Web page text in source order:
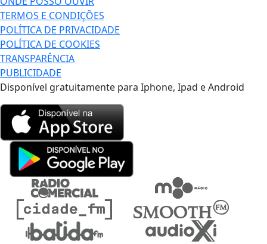
TERMOS E CONDIÇÕES
POLÍTICA DE PRIVACIDADE
POLÍTICA DE COOKIES
TRANSPARÊNCIA
PUBLICIDADE
Disponível gratuitamente para Iphone, Ipad e Android